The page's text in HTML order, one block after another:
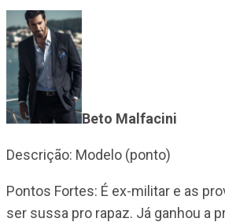
Beto Malfacini
Descrição: Modelo (ponto)
Pontos Fortes: É ex-militar e as
ser sussa pro rapaz. Já ganhou a